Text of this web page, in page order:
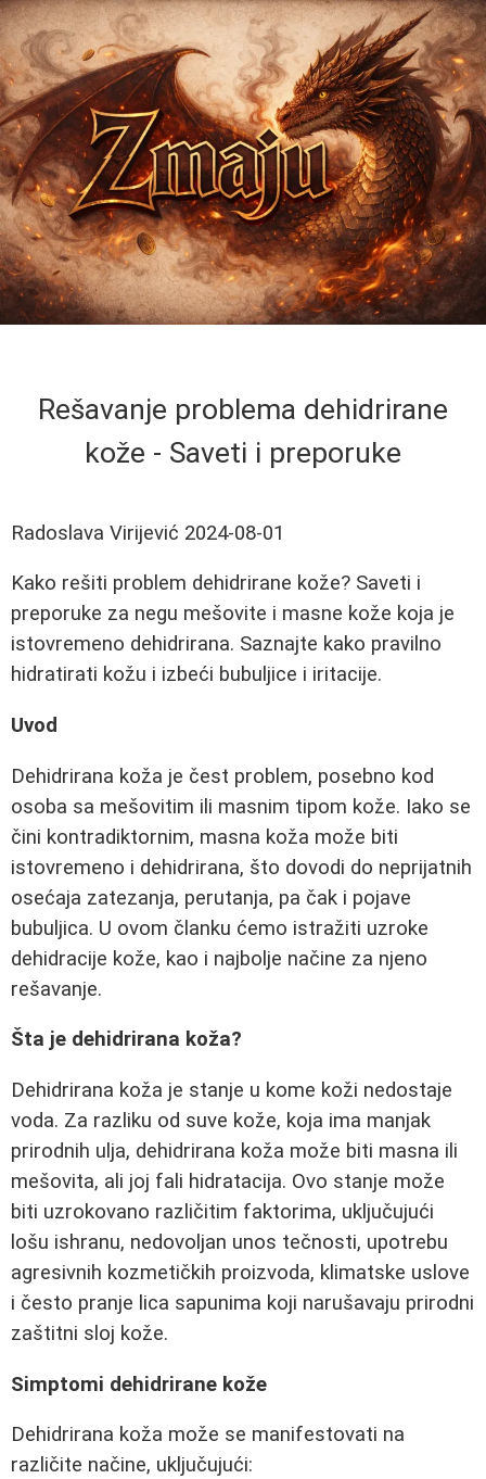
Rešavanje problema dehidrirane
kože - Saveti i preporuke
Radoslava Virijević 2024-08-01
Kako rešiti problem dehidrirane kože? Saveti i
preporuke za negu mešovite i masne kože koja je
istovremeno dehidrirana. Saznajte kako pravilno
hidratirati kožu i izbeći bubuljice i iritacije.
Uvod
Dehidrirana koža je čest problem, posebno kod
osoba sa mešovitim ili masnim tipom kože. Iako se
čini kontradiktornim, masna koža može biti
istovremeno i dehidrirana, što dovodi do neprijatnih
osećaja zatezanja, perutanja, pa čak i pojave
bubuljica. U ovom članku ćemo istražiti uzroke
dehidracije kože, kao i najbolje načine za njeno
rešavanje.
Šta je dehidrirana koža?
Dehidrirana koža je stanje u kome koži nedostaje
voda. Za razliku od suve kože, koja ima manjak
prirodnih ulja, dehidrirana koža može biti masna ili
mešovita, ali joj fali hidratacija. Ovo stanje može
biti uzrokovano različitim faktorima, uključujući
lošu ishranu, nedovoljan unos tečnosti, upotrebu
agresivnih kozmetičkih proizvoda, klimatske uslove
i često pranje lica sapunima koji narušavaju prirodni
zaštitni sloj kože.
Simptomi dehidrirane kože
Dehidrirana koža može se manifestovati na
različite načine, uključujući: